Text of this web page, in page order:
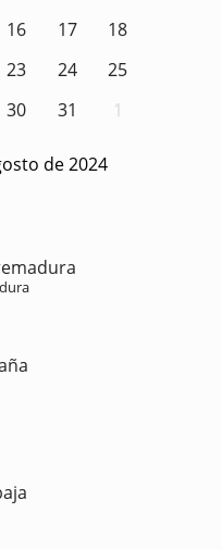
16 17
18
23 24
25
30 31 1
de 2024